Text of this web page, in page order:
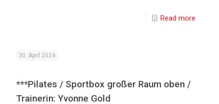
Read more
30. April 2024
***Pilates / Sportbox großer Raum oben /
Trainerin: Yvonne Gold